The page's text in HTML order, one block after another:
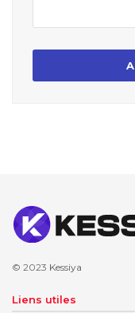
© 2023 Kessiya
Liens utiles